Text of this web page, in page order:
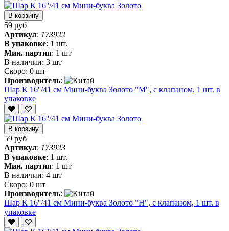
В корзину
59 руб
Артикул: 173922
В упаковке: 1 шт.
Мин. партия: 1 шт
В наличии: 3 шт
Скоро: 0 шт
Производитель:
Шар К 16''/41 см Мини-буква Золото "М", с клапаном, 1 шт. в
упаковке
В корзину
59 руб
Артикул: 173923
В упаковке: 1 шт.
Мин. партия: 1 шт
В наличии: 4 шт
Скоро: 0 шт
Производитель:
Шар К 16''/41 см Мини-буква Золото "Н", с клапаном, 1 шт. в
упаковке